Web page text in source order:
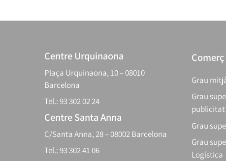
Centre Urquinaona
Plaça Urquinaona, 10 – 08010
Barcelona
Tel.: 93 302 02 24
Centre Santa Anna
C/Santa Anna, 28 – 08002 Barcelona
Tel.: 93 302 41 06
Grau
Grau
publicitat
Grau
Grau
Logística